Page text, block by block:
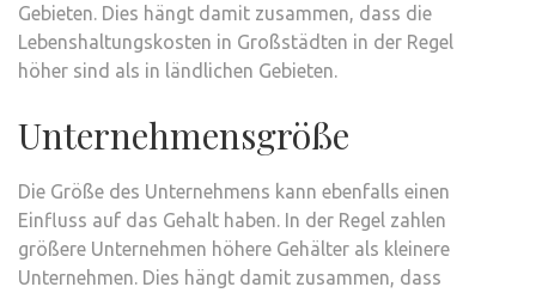
Gebieten. Dies hängt damit zusammen, dass die
Lebenshaltungskosten in Großstädten in der Regel
höher sind als in ländlichen Gebieten.
Unternehmensgröße
Die Größe des Unternehmens kann ebenfalls einen
Einfluss auf das Gehalt haben. In der Regel zahlen
größere Unternehmen höhere Gehälter als kleinere
Unternehmen. Dies hängt damit zusammen, dass